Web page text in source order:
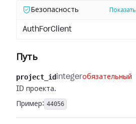
Безопасность
AuthForClient
Путь
project_id integerобязательный
ID проекта.
Пример: 44056